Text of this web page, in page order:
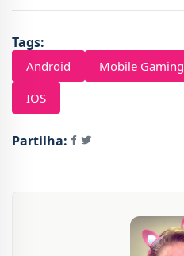
Tags:
Android Mobile Gaming
IOS
Partilha: